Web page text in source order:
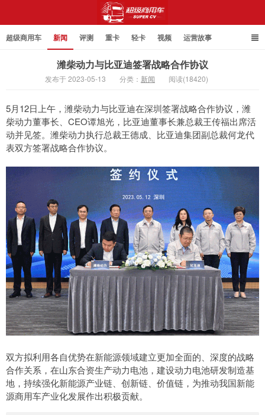
超级商用车 新闻 评测 重卡 轻卡 视频 运营故事
潍柴动力与比亚迪签署战略合作协议
发布于 2023-05-13 分类： 新闻 阅读(18420)
5月12日上午，潍柴动力与比亚迪在深圳签署战略合作协议，潍
柴动力董事长、CEO谭旭光，比亚迪董事长兼总裁王传福出席活
动并见签。潍柴动力执行总裁王德成、比亚迪集团副总裁何龙代
表双方签署战略合作协议。
双方拟利用各自优势在新能源领域建立更加全面的、深度的战略
合作关系，在山东合资生产动力电池，建设动力电池研发制造基
地，持续强化新能源产业链、创新链、价值链，为推动我国新能
源商用车产业化发展作出积极贡献。